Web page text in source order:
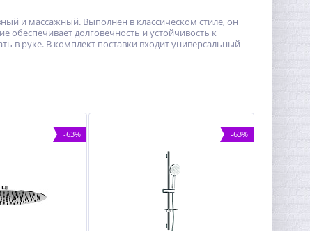
и массажный. Выполнен в классическом стиле, он
долговечность и устойчивость к
руке. В комплект поставки входит универсальный
-63% -63%